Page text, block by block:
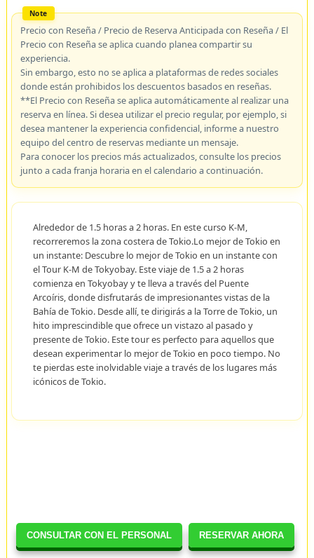
CONSULTAR CON EL PERSONAL RESERVAR AHORA
Precio con Reseña / Precio de Reserva Anticipada con Reseña / El
Precio con Reseña se aplica cuando planea compartir su
experiencia.
Sin embargo, esto no se aplica a plataformas de redes sociales
donde están prohibidos los descuentos basados en reseñas.
**El Precio con Reseña se aplica automáticamente al realizar una
reserva en línea. Si desea utilizar el precio regular, por ejemplo, si
desea mantener la experiencia confidencial, informe a nuestro
equipo del centro de reservas mediante un mensaje.
Para conocer los precios más actualizados, consulte los precios
junto a cada franja horaria en el calendario a continuación.
Alrededor de 1.5 horas a 2 horas. En este curso K-M,
recorreremos la zona costera de Tokio.Lo mejor de Tokio en
un instante: Descubre lo mejor de Tokio en un instante con
el Tour K-M de Tokyobay. Este viaje de 1.5 a 2 horas
comienza en Tokyobay y te lleva a través del Puente
Arcoíris, donde disfrutarás de impresionantes vistas de la
Bahía de Tokio. Desde allí, te dirigirás a la Torre de Tokio, un
hito imprescindible que ofrece un vistazo al pasado y
presente de Tokio. Este tour es perfecto para aquellos que
desean experimentar lo mejor de Tokio en poco tiempo. No
te pierdas este inolvidable viaje a través de los lugares más
icónicos de Tokio.